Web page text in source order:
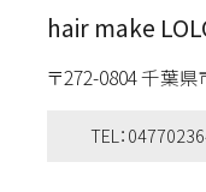
hair make
〒272-0804 千葉
TEL：